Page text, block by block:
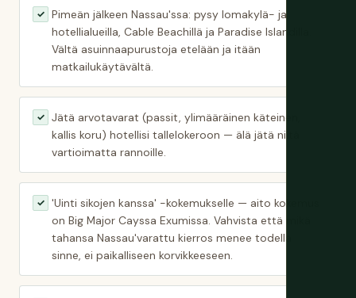
✓ Pimeän jälkeen Nassau'ssa: pysy lomakylä- ja
hotellialueilla, Cable Beachillä ja Paradise Islandilla.
Vältä asuinnaapurustoja etelään ja itään
matkailukäytävältä.
✓ Jätä arvotavarat (passit, ylimääräinen käteinen,
kallis koru) hotellisi tallelokeroon — älä jätä niitä
vartioimatta rannoille.
✓ 'Uinti sikojen kanssa' -kokemukselle — aito kokemus
on Big Major Cayssa Exumissa. Vahvista että mikä
tahansa Nassau'varattu kierros menee todella
sinne, ei paikalliseen korvikkeeseen.